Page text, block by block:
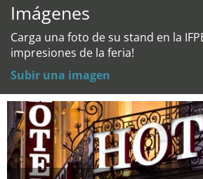
Imágenes
Carga una foto de su stand en la
impresiones de la feria!
Subir una imagen